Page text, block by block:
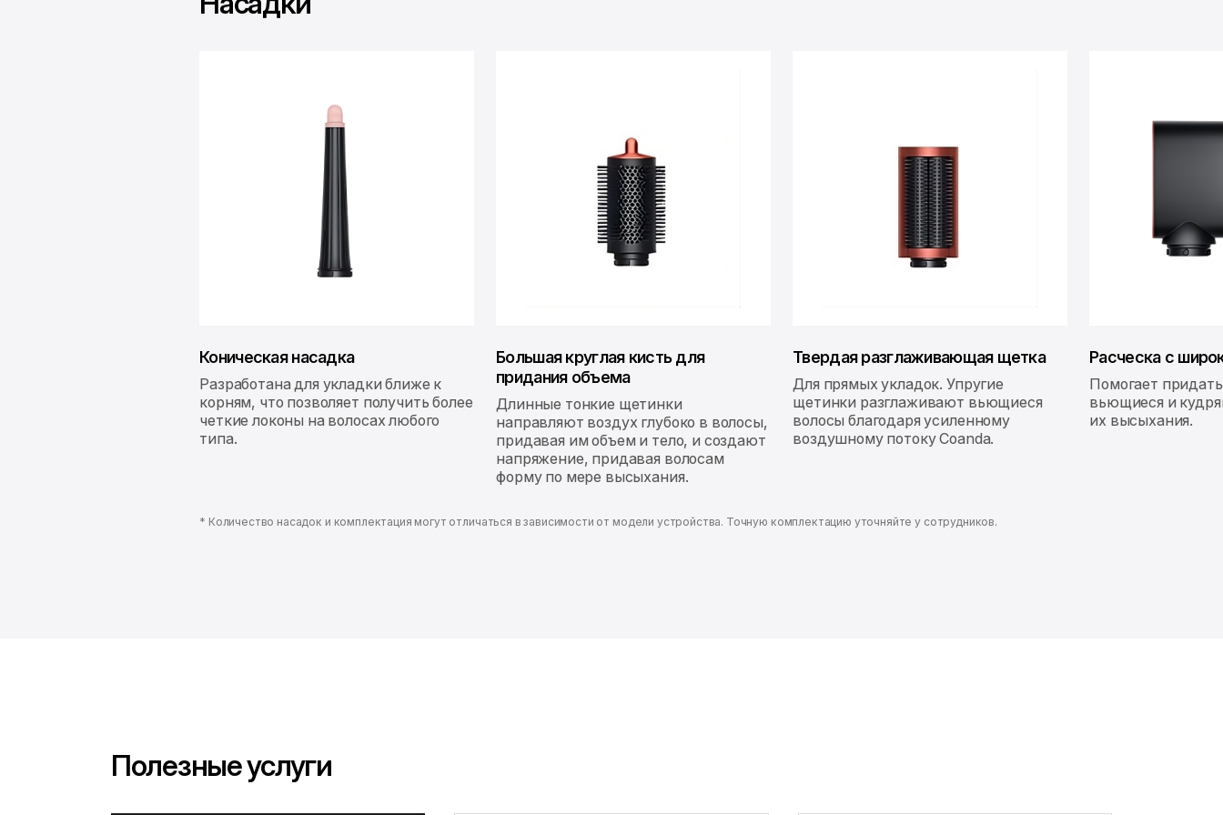
Коническая насадка
Разработана для укладки ближе к
корням, что позволяет получить более
четкие локоны на волосах любого
типа.
Большая круглая кисть для
придания объема
Длинные тонкие щетинки
направляют воздух глубоко в волосы,
придавая им объем и тело, и создают
напряжение, придавая волосам
форму по мере высыхания.
Твердая разглаживающая щетка
Для прямых укладок. Упругие
щетинки разглаживают вьющиеся
волосы благодаря усиленному
воздушному потоку Coanda.
Расческа с
Помогает
вьющиеся и
их высыхания.
* Количество насадок и комплектация могут отличаться в зависимости от модели устройства. Точную комплектацию уточняйте у сотрудников.
Полезные услуги